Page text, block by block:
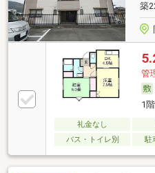
築
管
1
礼金なし
バス・トイレ別
駐